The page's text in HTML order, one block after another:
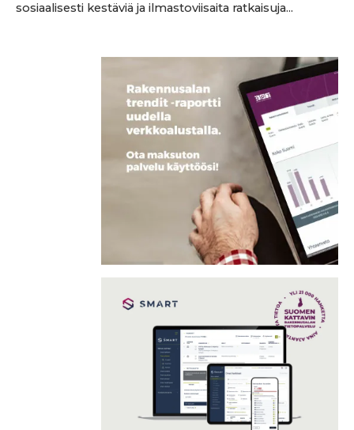
sosiaalisesti kestäviä ja ilmastoviisaita ratkaisuja...